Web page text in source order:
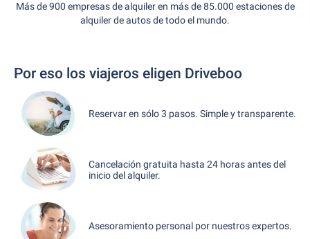
Más de 900 empresas de alquiler en más de 85.000 estaciones de
alquiler de autos de todo el mundo.
Por eso los viajeros eligen Driveboo
Reservar en sólo 3 pasos. Simple y transparente.
Cancelación gratuita hasta 24 horas antes del
inicio del alquiler.
Asesoramiento personal por nuestros expertos.